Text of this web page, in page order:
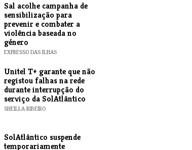
Sal acolhe campanha de
sensibilização para
prevenir e combater a
violência baseada no
género
EXPRESSO DAS ILHAS
Unitel T+ garante que não
registou falhas na rede
durante interrupção do
serviço da SolAtlântico
SHEILLA RIBEIRO
SolAtlântico suspende
temporariamente